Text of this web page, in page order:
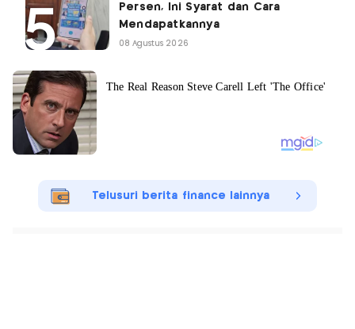
Persen, Ini Syarat dan Cara
Mendapatkannya
08 Agustus 2026
Telusuri berita finance lainnya